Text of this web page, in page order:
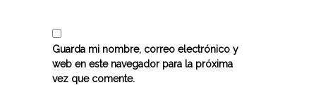
Guarda mi nombre, correo electrónico y
web en este navegador para la próxima
vez que comente.